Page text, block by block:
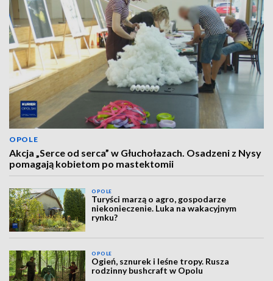
OPOLE
Akcja „Serce od serca” w Głuchołazach. Osadzeni z Nysy
pomagają kobietom po mastektomii
OPOLE
Turyści marzą o agro, gospodarze
niekonieczenie. Luka na wakacyjnym
rynku?
OPOLE
Ogień, sznurek i leśne tropy. Rusza
rodzinny bushcraft w Opolu